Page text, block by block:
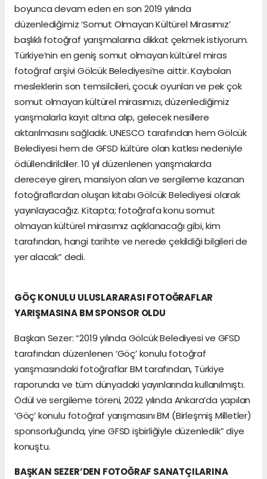
boyunca devam eden en son 2019 yılında
düzenlediğimiz ‘Somut Olmayan Kültürel Mirasımız’
başlıklı fotoğraf yarışmalarına dikkat çekmek istiyorum.
Türkiye’nin en geniş somut olmayan kültürel miras
fotoğraf arşivi Gölcük Belediyesi’ne aittir. Kaybolan
mesleklerin son temsilcileri, çocuk oyunları ve pek çok
somut olmayan kültürel mirasımızı, düzenlediğimiz
yarışmalarla kayıt altına alıp, gelecek nesillere
aktarılmasını sağladık. UNESCO tarafından hem Gölcük
Belediyesi hem de GFSD kültüre olan katkısı nedeniyle
ödüllendirildiler. 10 yıl düzenlenen yarışmalarda
dereceye giren, mansiyon alan ve sergileme kazanan
fotoğraflardan oluşan kitabı Gölcük Belediyesi olarak
yayınlayacağız. Kitapta; fotoğrafa konu somut
olmayan kültürel mirasımız açıklanacağı gibi, kim
tarafından, hangi tarihte ve nerede çekildiği bilgileri de
yer alacak” dedi.
GÖÇ KONULU ULUSLARARASI FOTOĞRAFLAR
YARIŞMASINA BM SPONSOR OLDU
Başkan Sezer: “2019 yılında Gölcük Belediyesi ve GFSD
tarafından düzenlenen ‘Göç’ konulu fotoğraf
yarışmasındaki fotoğraflar BM tarafından, Türkiye
raporunda ve tüm dünyadaki yayınlarında kullanılmıştı.
Ödül ve sergileme töreni, 2022 yılında Ankara’da yapılan
‘Göç’ konulu fotoğraf yarışmasını BM (Birleşmiş Milletler)
sponsorluğunda, yine GFSD işbirliğiyle düzenledik” diye
konuştu.
BAŞKAN SEZER’DEN FOTOĞRAF SANATÇILARINA